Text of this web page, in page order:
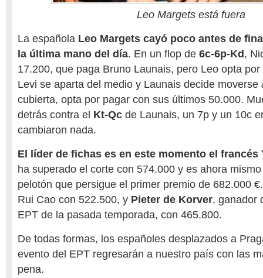
Leo Margets está fuera
La española Leo Margets cayó poco antes de
la última mano del día. En un flop de 6c-6p-Kd ,
17.200, que paga Bruno Launais, pero Leo opta
Levi se aparta del medio y Launais decide moverse
cubierta, opta por pagar con sus últimos 50.000.
detrás contra el Kt-Qc de Launais, un 7p y un 10c
cambiaron nada.
El líder de fichas es en este momento el francés
ha superado el corte con 574.000 y es ahora
pelotón que persigue el primer premio de 682.000
Rui Cao con 522.500, y Pieter de Korver, ganador
EPT de la pasada temporada, con 465.800.
De todas formas, los españoles desplazados a
evento del EPT regresarán a nuestro país con las
pena.